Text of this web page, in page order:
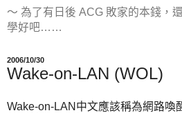
～ 為了有日後 ACG 敗家的本錢，
學好吧……
2006/10/30
Wake-on-LAN (WOL)
Wake-on-LAN中文應該稱為網路喚